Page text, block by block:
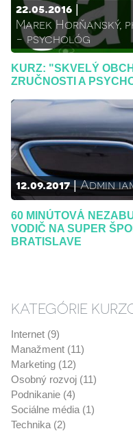
22.05.2016
Marek Horňanský,
- psychológ
KURZ: "SKVELÝ
ZRUČNOSTI A
12.09.2017 Admin
60 MINÚTOVÁ
VODIČ NA SUPER
BRATISLAVE
KATEGÓRIE
Internet (9)
Manažment (11)
Marketing (12)
Osobný rozvoj (11)
Podnikanie (4)
Sociálne média (1)
Technika (2)